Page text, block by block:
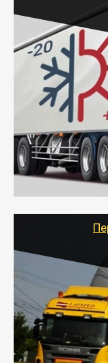
Газель (1,5 и
-
соблюдением
термописцем,
книжкой у
- Тайгер
Цена
- Перевозка